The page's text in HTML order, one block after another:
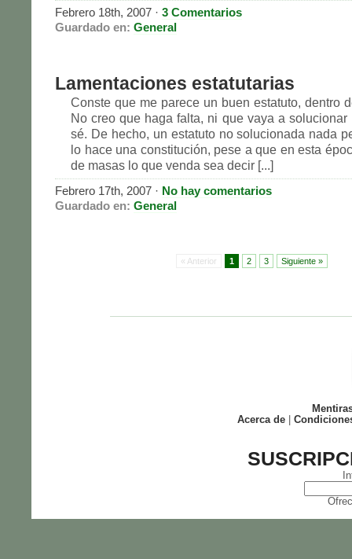
Febrero 18th, 2007 · 3 Comentarios
Guardado en: General
Lamentaciones estatutarias
Conste que me parece un buen estatuto, dentro
No creo que haga falta, ni que vaya a solucionar
sé. De hecho, un estatuto no solucionada nada
lo hace una constitución, pese a que en esta
de masas lo que venda sea decir [...]
Febrero 17th, 2007 · No hay comentarios
Guardado en: General
« Anterior 1 2 3 Siguiente »
Acerca de